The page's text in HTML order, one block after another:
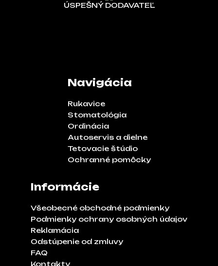
ÚSPEŠNÝ DODAVATEĽ
Navigácia
Rukavice
Stomatológia
Ordinácia
Autoservis a dielne
Tetovacie štúdio
Ochranné pomôcky
Informácie
Všeobecné obchodné podmienky
Podmienky ochrany osobných údajov
Reklamácia
Odstúpenie od zmluvy
FAQ
Kontakty